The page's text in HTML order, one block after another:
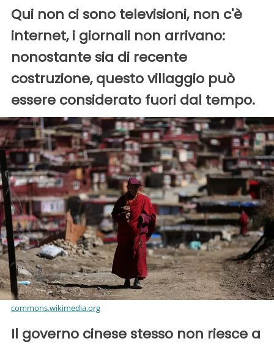
Qui non ci sono televisioni, non c'è
internet, i giornali non arrivano:
nonostante sia di recente
costruzione, questo villaggio può
essere considerato fuori dal tempo.
commons.wikimedia.org
Il governo cinese stesso non riesce a